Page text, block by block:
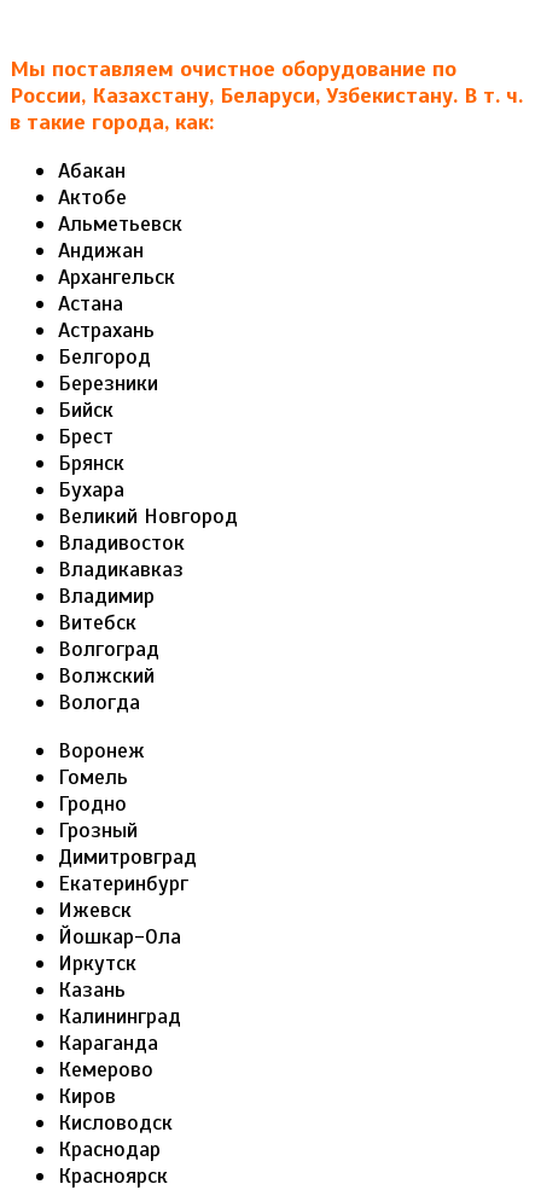
Мы поставляем очистное оборудование по
России, Казахстану, Беларуси, Узбекистану. В т. ч.
в такие города, как:
Абакан
Актобе
Альметьевск
Андижан
Архангельск
Астана
Астрахань
Белгород
Березники
Бийск
Брест
Брянск
Бухара
Великий Новгород
Владивосток
Владикавказ
Владимир
Витебск
Волгоград
Волжский
Вологда
Воронеж
Гомель
Гродно
Грозный
Димитровград
Екатеринбург
Ижевск
Йошкар-Ола
Иркутск
Казань
Калининград
Караганда
Кемерово
Киров
Кисловодск
Краснодар
Красноярск